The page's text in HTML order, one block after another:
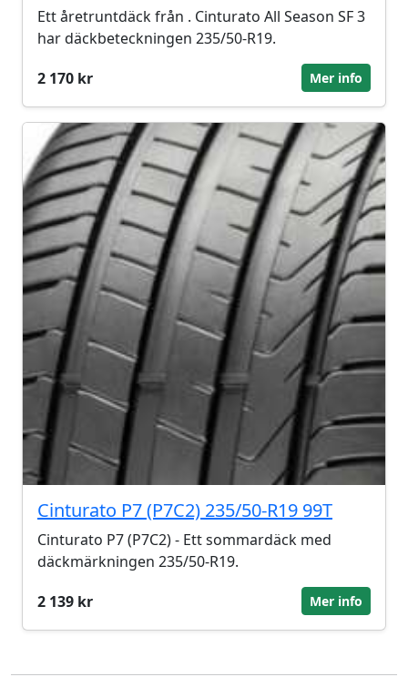
Ett åretruntdäck från . Cinturato All Season SF 3
har däckbeteckningen 235/50-R19.
2 170 kr
Mer info
Cinturato P7 (P7C2) 235/50-R19 99T
Cinturato P7 (P7C2) - Ett sommardäck med
däckmärkningen 235/50-R19.
2 139 kr
Mer info